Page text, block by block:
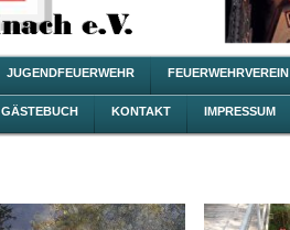
JUGENDFEUERWEHR FEUERWEHRVEREIN
GÄSTEBUCH KONTAKT IMPRESSUM